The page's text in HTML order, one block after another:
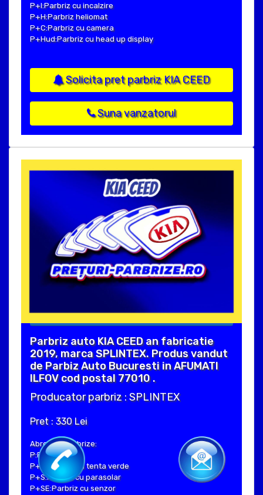
P+I:Parbriz cu incalzire
P+H:Parbriz heliomat
P+C:Parbriz cu camera
P+Hud:Parbriz cu head up display
Solicita pret parbriz KIA CEED
Suna vanzatorul
Parbriz auto KIA CEED an fabricatie
2019, marca SPLINTEX. Produs vandut
de Parbiz Auto Bucuresti in AFUMATI
ILFOV cod postal 77010 .
Producator parbriz : SPLINTEX
Pret : 330 Lei
Abrevieri parbrize:
P:Parbriz clar
P+V:Parbriz cu tenta verde
P+S:Parbriz cu parasolar
P+SE:Parbriz cu senzor